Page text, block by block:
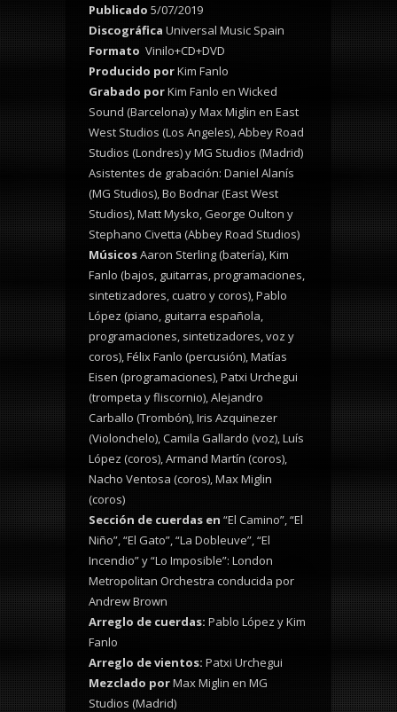
Publicado 5/07/2019
Discográfica Universal Music Spain
Formato Vinilo+CD+DVD
Producido porKim Fanlo
Grabado porKim Fanlo en Wicked
Sound (Barcelona) y Max Miglin en East
West Studios (Los Angeles), Abbey Road
Studios (Londres) y MG Studios (Madrid)
Asistentes de grabación: Daniel Alanís
(MG Studios), Bo Bodnar (East West
Studios), Matt Mysko, George Oulton y
Stephano Civetta (Abbey Road Studios)
MúsicosAaron Sterling (batería), Kim
Fanlo (bajos, guitarras, programaciones,
sintetizadores, cuatro y coros), Pablo
López (piano, guitarra española,
programaciones, sintetizadores, voz y
coros),Félix Fanlo (percusión), Matías
Eisen (programaciones), Patxi Urchegui
(trompeta y fliscornio), Alejandro
Carballo (Trombón), Iris Azquinezer
(Violonchelo), Camila Gallardo (voz), Luís
López (coros), Armand Martín (coros),
Nacho Ventosa (coros), Max Miglin
(coros)
Sección de cuerdas en “El Camino”, “El
Niño”, “El Gato”, “La Dobleuve”, “El
Incendio” y “Lo Imposible”: London
Metropolitan Orchestra conducida por
Andrew Brown
Arreglo de cuerdas: Pablo López y Kim
Fanlo
Arreglo de vientos: Patxi Urchegui
Mezclado porMax Miglin en MG
Studios (Madrid)